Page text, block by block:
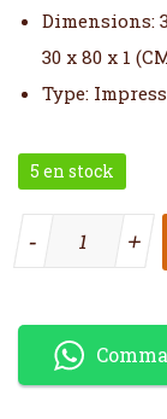
Dimensions:
30 x 80 x 1
Type:
5 en stock
quantité de +
- +
-